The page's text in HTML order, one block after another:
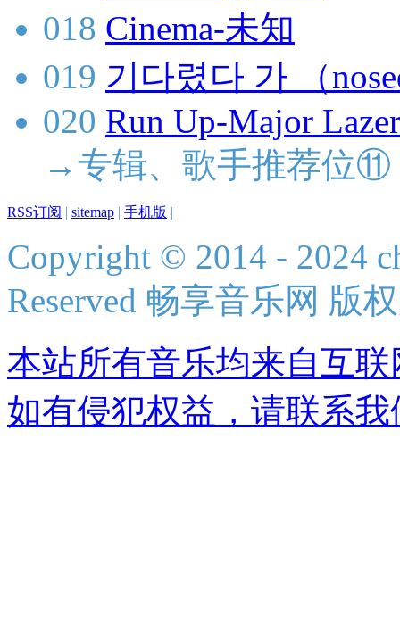
018 Cinema-未知
019 기다렸다 가 （
020 Run Up-Major
→专辑、歌手推荐位⑪
RSS订阅 | sitemap | 手机版 |
Copyright © 2014 - 2024
Reserved 畅享音乐网 版
本站所有音乐均来自互
如有侵犯权益，请联系